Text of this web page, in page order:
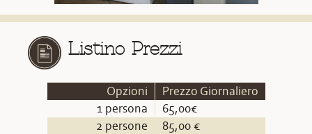
Listino Prezzi
Opzioni
Prezzo Giornaliero
1 persona
65,00€
2 persone
85,00 €